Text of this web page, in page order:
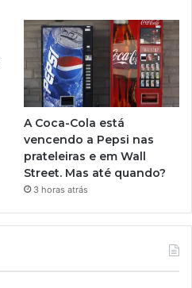
A Coca-Cola está
vencendo a Pepsi nas
prateleiras e em Wall
Street. Mas até quando?
3 horas atrás